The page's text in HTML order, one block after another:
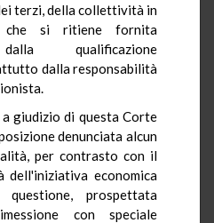
terzi, della collettività in
che si ritiene fornita
qualificazione
dalla responsabilità
a giudizio di questa Corte
denunciata alcun
per contrasto con il
dell'iniziativa economica
prospettata
con speciale